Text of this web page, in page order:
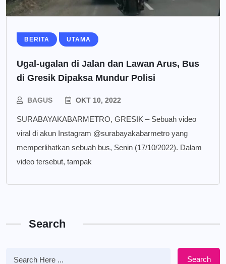
BERITA UTAMA
Ugal-ugalan di Jalan dan Lawan Arus, Bus
di Gresik Dipaksa Mundur Polisi
BAGUS OKT 10, 2022
SURABAYAKABARMETRO, GRESIK – Sebuah video
viral di akun Instagram @surabayakabarmetro yang
memperlihatkan sebuah bus, Senin (17/10/2022). Dalam
video tersebut, tampak
Search
Search